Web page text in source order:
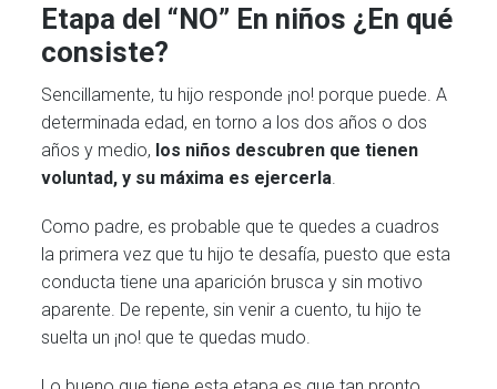
Etapa del “NO” En niños ¿En qué
consiste?
Sencillamente, tu hijo responde ¡no! porque puede. A
determinada edad, en torno a los dos años o dos
años y medio, los niños descubren que tienen
voluntad, y su máxima es ejercerla.
Como padre, es probable que te quedes a cuadros
la primera vez que tu hijo te desafía, puesto que esta
conducta tiene una aparición brusca y sin motivo
aparente. De repente, sin venir a cuento, tu hijo te
suelta un ¡no! que te quedas mudo.